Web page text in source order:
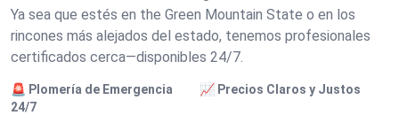
Ya sea que estés en the Green Mountain State o en los
rincones más alejados del estado, tenemos profesionales
certificados cerca—disponibles 24/7.
🚨 Plomería de Emergencia
24/7
📈 Precios Claros y Justos